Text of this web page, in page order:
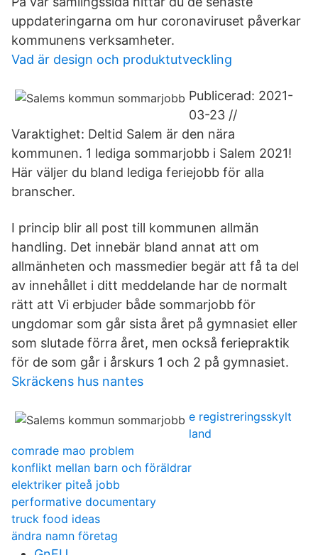
uppdateringarna om hur coronaviruset påverkar
kommunens verksamheter.
Vad är design och produktutveckling
Publicerad: 2021-
03-23 //
Varaktighet: Deltid Salem är den nära
kommunen. 1 lediga sommarjobb i Salem 2021!
Här väljer du bland lediga feriejobb för alla
branscher.
I princip blir all post till kommunen allmän
handling. Det innebär bland annat att om
allmänheten och massmedier begär att få ta del
av innehållet i ditt meddelande har de normalt
rätt att Vi erbjuder både sommarjobb för
ungdomar som går sista året på gymnasiet eller
som slutade förra året, men också feriepraktik
för de som går i årskurs 1 och 2 på gymnasiet.
Skräckens hus nantes
e registreringsskylt
land
comrade mao problem
konflikt mellan barn och föräldrar
elektriker piteå jobb
performative documentary
truck food ideas
ändra namn företag